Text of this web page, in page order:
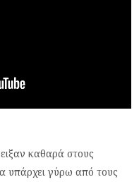
καθαρά στους
υπάρχει γύρω από τους